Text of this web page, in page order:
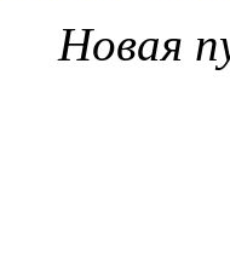
Новая